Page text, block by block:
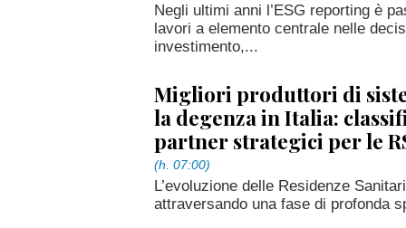
Negli ultimi anni l’ESG reporting è
lavori a elemento centrale nelle
investimento,...
Migliori produttori di
la degenza in Italia:
partner strategici per le
(h. 07:00)
L’evoluzione delle Residenze
attraversando una fase di profonda